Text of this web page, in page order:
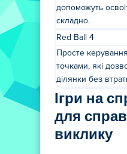
допоможуть
складно.
Red Ball 4
Просте
точками, які
ділянки без
Ігри на
для
виклику